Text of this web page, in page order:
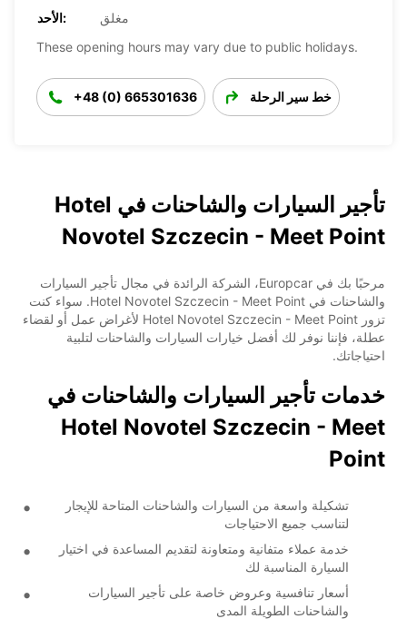
الأحد:
مغلق
These opening hours may vary due to public holidays.
+48 (0) 665301636 خط سير الرحلة
تأجير السيارات والشاحنات في Hotel
Novotel Szczecin - Meet Point
مرحبًا بك في Europcar، الشركة الرائدة في مجال تأجير السيارات
والشاحنات في Hotel Novotel Szczecin - Meet Point. سواء كنت
تزور Hotel Novotel Szczecin - Meet Point لأغراض عمل أو لقضاء
عطلة، فإننا نوفر لك أفضل خيارات السيارات والشاحنات لتلبية
احتياجاتك.
خدمات تأجير السيارات والشاحنات في
Hotel Novotel Szczecin - Meet
Point
تشكيلة واسعة من السيارات والشاحنات المتاحة للإيجار
لتناسب جميع الاحتياجات
خدمة عملاء متفانية ومتعاونة لتقديم المساعدة في اختيار
السيارة المناسبة لك
أسعار تنافسية وعروض خاصة على تأجير السيارات
والشاحنات الطويلة المدى